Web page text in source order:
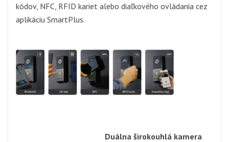
kódov, NFC, RFID kariet alebo diaľkového ovládania cez
aplikáciu SmartPlus.
Duálna širokouhlá kamera